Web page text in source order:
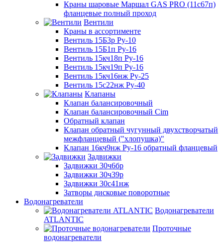
Краны шаровые Маршал GAS PRO (11с67п)
фланцевые полный проход
Вентили
Краны в ассортименте
Вентиль 15Б3р Ру-10
Вентиль 15Б1п Ру-16
Вентиль 15кч18п Ру-16
Вентиль 15кч19п Ру-16
Вентиль 15кч16нж Ру-25
Вентиль 15с22нж Ру-40
Клапаны
Клапан балансировочный
Клапан балансировочный Cim
Обратный клапан
Клапан обратный чугунный двухстворчатый
межфланцевый ("хлопушка)"
Клапан 16кч9нж Ру-16 обратный фланцевый
Задвижки
Задвижки 30ч6бр
Задвижки 30ч39р
Задвижки 30с41нж
Затворы дисковые поворотные
Водонагреватели
Водонагреватели
ATLANTIC
Проточные
водонагреватели